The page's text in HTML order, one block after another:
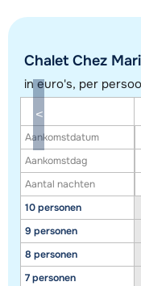
Toon alle
Deze kaart geeft een
exacte locatie kan enigszins
Chalet Chez
in euro's, per
Aankomstdatum
Aankomstdag
Aantal nachten
10 personen
9 personen
8 personen
7 personen